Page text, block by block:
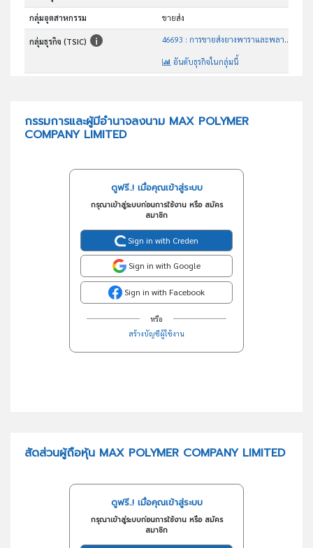
กลุ่มอุตสาหกรรม ขายส่ง
กลุ่มธุรกิจ (TSIC) 46693 : การขายส่งยางพาราและพลาสติกขั้นต้น
อันดับธุรกิจในกลุ่มนี้
กรรมการและผู้มีอำนาจลงนาม MAX POLYMER
COMPANY LIMITED
ดูฟรี..! เมื่อคุณเข้าสู่ระบบ
กรุณาเข้าสู่ระบบก่อนการใช้งาน หรือ สมัคร
สมาชิก
Sign in with Creden
Sign in with Google
Sign in with Facebook
หรือ
สร้างบัญชีผู้ใช้งาน
สัดส่วนผู้ถือหุ้น MAX POLYMER COMPANY LIMITED
ดูฟรี..! เมื่อคุณเข้าสู่ระบบ
กรุณาเข้าสู่ระบบก่อนการใช้งาน หรือ สมัคร
สมาชิก